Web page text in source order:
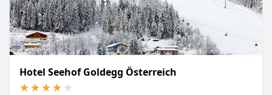
Hotel Seehof Goldegg Österreich
★★★★★
★★★★★